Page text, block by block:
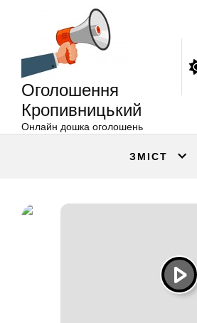
Оголошення
Кропивницький
Онлайн дошка оголошень
ЗМІСТ